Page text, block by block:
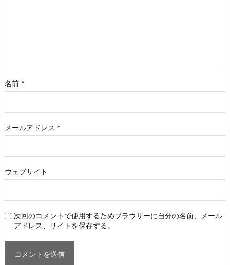
名前 *
メールアドレス *
ウェブサイト
次回のコメントで使用するためブラウザーに自分の名前、メール
アドレス、サイトを保存する。